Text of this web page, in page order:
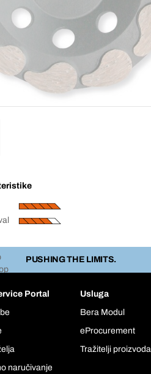
PUSHING THE LIMITS.
Portal
naručivanje
Usluga
Bera Modul
eProcurement
Tražitelji proizvoda